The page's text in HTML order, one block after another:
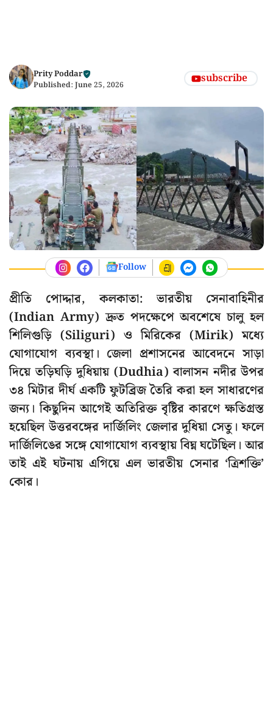
Prity Poddar
Published: June 25, 2026 subscribe
Follow
প্রীতি পোদ্দার, কলকাতা: ভারতীয় সেনাবাহিনীর
(Indian Army) দ্রুত পদক্ষেপে অবশেষে চালু হল
শিলিগুড়ি (Siliguri) ও মিরিকের (Mirik) মধ্যে
যোগাযোগ ব্যবস্থা। জেলা প্রশাসনের আবেদনে সাড়া
দিয়ে তড়িঘড়ি দুধিয়ায় (Dudhia) বালাসন নদীর উপর
৩৪ মিটার দীর্ঘ একটি ফুটব্রিজ তৈরি করা হল সাধারণের
জন্য। কিছুদিন আগেই অতিরিক্ত বৃষ্টির কারণে ক্ষতিগ্রস্ত
হয়েছিল উত্তরবঙ্গের দার্জিলিং জেলার দুধিয়া সেতু। ফলে
দার্জিলিঙের সঙ্গে যোগাযোগ ব্যবস্থায় বিঘ্ন ঘটেছিল। আর
তাই এই ঘটনায় এগিয়ে এল ভারতীয় সেনার ‘ত্রিশক্তি’
কোর।